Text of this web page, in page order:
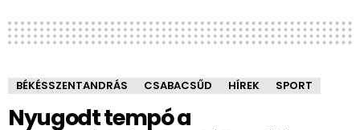
BÉKÉSSZENTANDRÁS CSABACSŰD HÍREK SPORT
Nyugodt tempó a